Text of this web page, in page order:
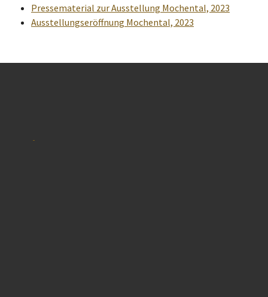
Pressematerial zur Ausstellung Mochental, 2023
Ausstellungseröffnung Mochental, 2023